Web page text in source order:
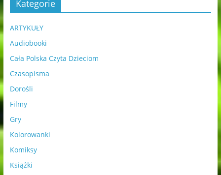
Kategorie
ARTYKUŁY
Audiobooki
Cała Polska Czyta Dzieciom
Czasopisma
Dorośli
Filmy
Gry
Kolorowanki
Komiksy
Książki